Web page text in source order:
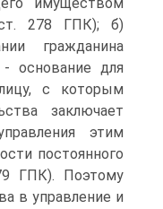
278 ГПК); б)
гражданина
основание для
с которым
заключает
этим
постоянного
ГПК). Поэтому
в управление и